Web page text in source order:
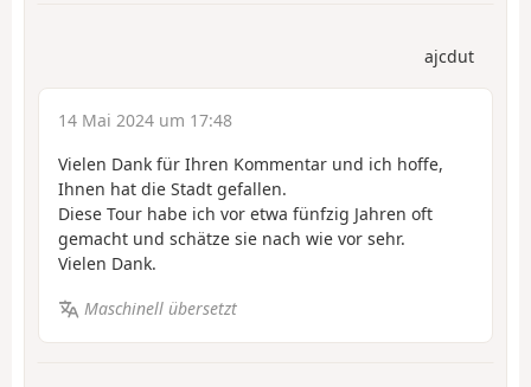
ajcdut
14 Mai 2024 um 17:48
Vielen Dank für Ihren Kommentar und ich hoffe,
Ihnen hat die Stadt gefallen.
Diese Tour habe ich vor etwa fünfzig Jahren oft
gemacht und schätze sie nach wie vor sehr.
Vielen Dank.
Maschinell übersetzt